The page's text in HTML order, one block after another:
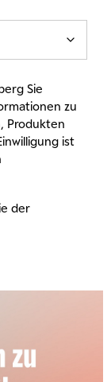
Sie
zu
Produkten
ist
der